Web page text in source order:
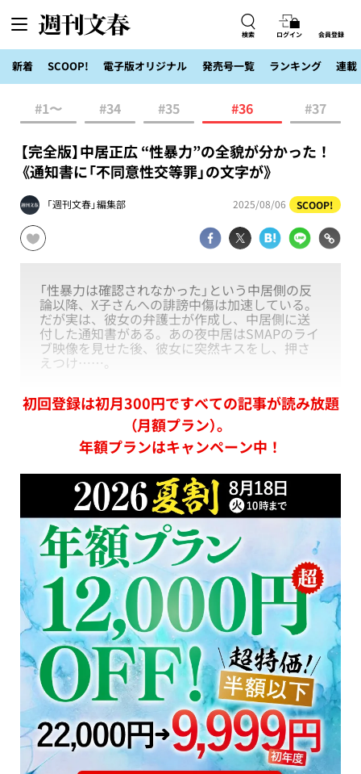
検索 ログイン 会員登録
新着 SCOOP! 電子版オリジナル 発売号一覧 ランキング 連載
#1〜 #34 #35 #36 #37
【完全版】中居正広 “性暴力”の全貌が分かった！
《通知書に「不同意性交等罪」の文字が》
「週刊文春」編集部 2025/08/06 SCOOP!
「性暴力は確認されなかった」という中居側の反
論以降、X子さんへの誹謗中傷は加速している。
だが実は、彼女の弁護士が作成し、中居側に送
付した通知書がある。あの夜中居はSMAPのライ
ブ映像を見せた後、彼女に突然キスをし、押さ
えつけ……。
初回登録は初月300円ですべての記事が読み放題
（月額プラン）。
年額プランはキャンペーン中！